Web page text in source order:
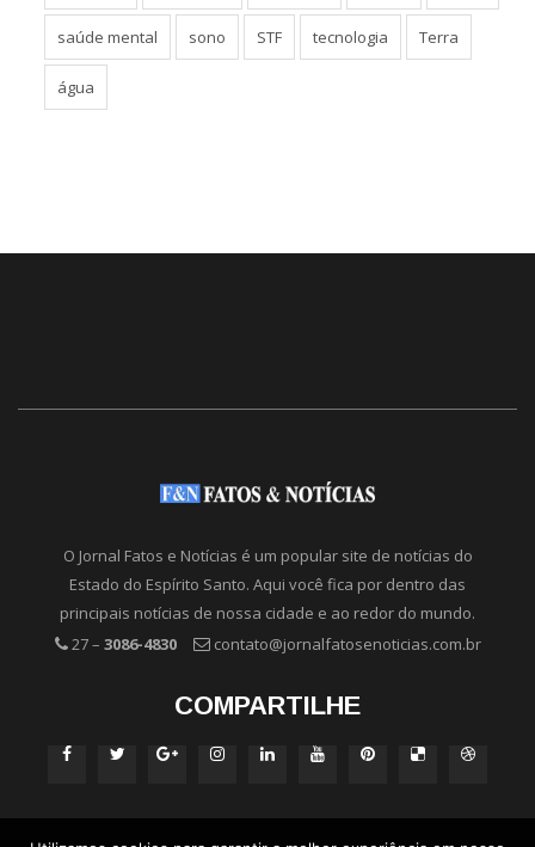
saúde mental sono STF tecnologia Terra
água
O Jornal Fatos e Notícias é um popular site de notícias do
Estado do Espírito Santo. Aqui você fica por dentro das
principais notícias de nossa cidade e ao redor do mundo.
27 – 3086-4830 contato@jornalfatosenoticias.com.br
COMPARTILHE